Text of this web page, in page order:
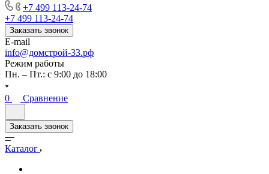
+7 499 113-24-74
+7 499 113-24-74
Заказать звонок
E-mail
info@домстрой-33.рф
Режим работы
Пн. – Пт.: с 9:00 до 18:00
0 Сравнение
Заказать звонок
Каталог